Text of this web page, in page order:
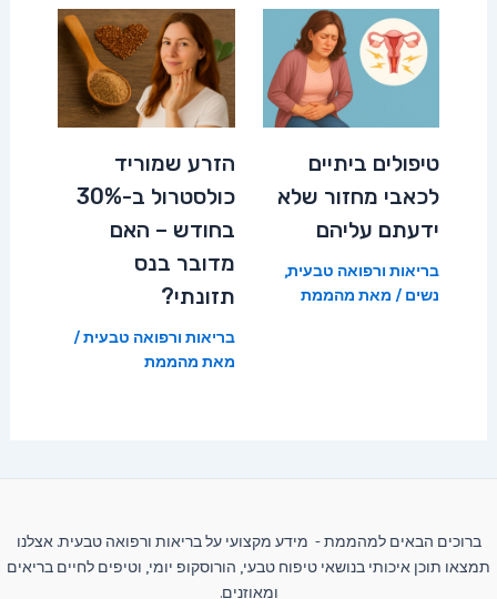
טיפולים ביתיים
לכאבי מחזור שלא
ידעתם עליהם
בריאות ורפואה טבעית,
נשים / מאת מהממת
הזרע שמוריד
כולסטרול ב-30%
בחודש – האם
מדובר בנס
תזונתי?
בריאות ורפואה טבעית/
מאת מהממת
ברוכים הבאים למהממת - מידע מקצועי על בריאות ורפואה טבעית. אצלנו
תמצאו תוכן איכותי בנושאי טיפוח טבעי, הורוסקופ יומי, וטיפים לחיים בריאים
ומאוזנים.